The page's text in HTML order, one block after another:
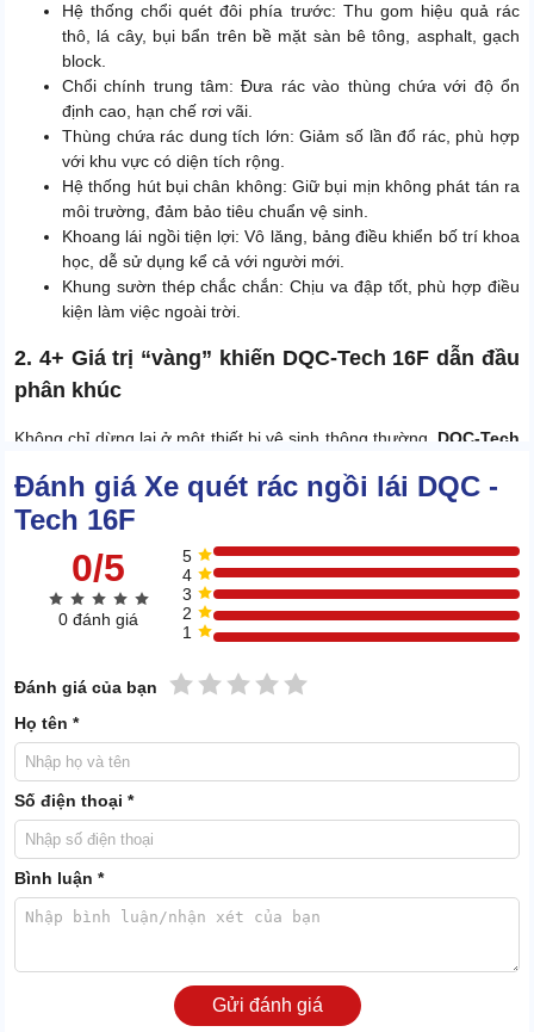
Hệ thống chổi quét đôi phía trước: Thu gom hiệu quả rác
thô, lá cây, bụi bẩn trên bề mặt sàn bê tông, asphalt, gạch
block.
Chổi chính trung tâm: Đưa rác vào thùng chứa với độ ổn
định cao, hạn chế rơi vãi.
Thùng chứa rác dung tích lớn: Giảm số lần đổ rác, phù hợp
với khu vực có diện tích rộng.
Hệ thống hút bụi chân không: Giữ bụi mịn không phát tán ra
môi trường, đảm bảo tiêu chuẩn vệ sinh.
Khoang lái ngồi tiện lợi: Vô lăng, bảng điều khiển bố trí khoa
học, dễ sử dụng kể cả với người mới.
Khung sườn thép chắc chắn: Chịu va đập tốt, phù hợp điều
kiện làm việc ngoài trời.
2. 4+ Giá trị “vàng” khiến DQC-Tech 16F dẫn đầu
phân khúc
Không chỉ dừng lại ở một thiết bị vệ sinh thông thường, DQC-Tech
doanh nghiệp.
2.1. Hiệu suất làm sạch đột phá
có khả năng làm sạch diện tích lớn trong thời gian
Đánh giá Xe quét rác ngồi lái DQC -
Tech 16F
0/5
0 đánh giá
5
4
3
2
1
Đánh giá của bạn 5 sao
4 sao
3 sao
2 sao
1 sao
Họ tên *
Số điện thoại *
Bình luận *
Gửi đánh giá